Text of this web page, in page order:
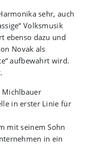
sehr, auch
Volksmusik
ebenso dazu und
Novak als
aufbewahrt wird.
Michlbauer
in erster Linie für
mit seinem Sohn
in ein